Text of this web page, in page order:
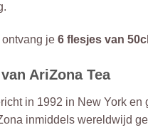
ontvang je 6 flesjes van 50cl
AriZona Tea
in 1992 in New York
inmiddels wereldwijd